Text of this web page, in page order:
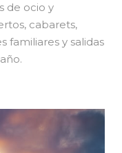
de ocio y
cabarets,
familiares y salidas